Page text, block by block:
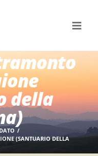
della
(SANTUARIO DELLA